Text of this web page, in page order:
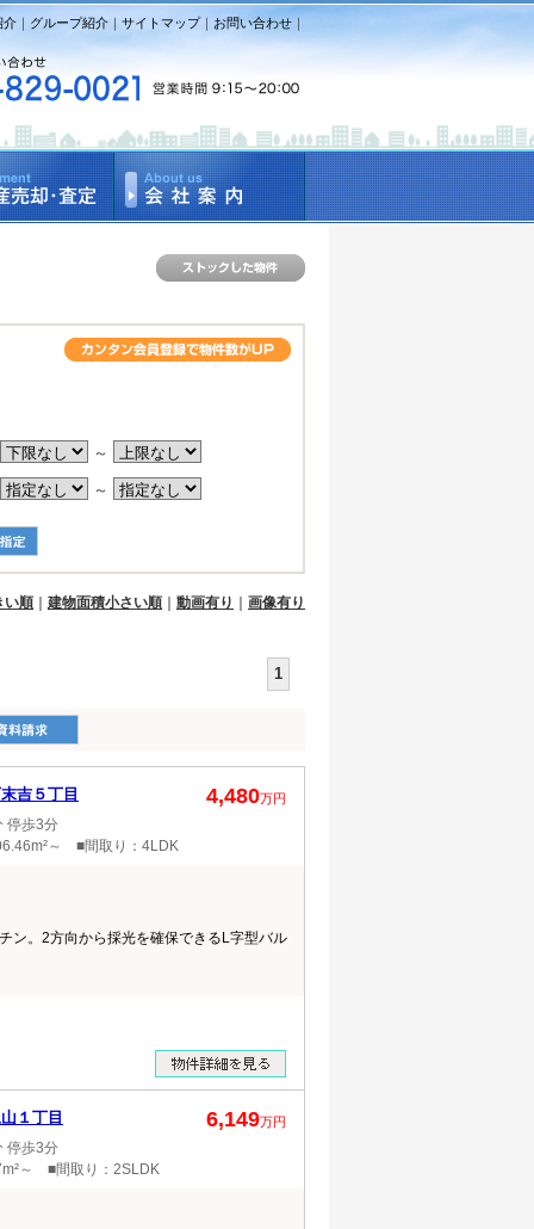
介 ｜ グループ紹介 ｜ サイトマップ｜ お問い合わせ ｜
～
～
い順 建物面積小さい順 動画有り 画像有り
1
吉５丁目 4,480万円
停歩3分
～ ■間取り：4LDK
ン。2方向から採光を確保できるL字型バル
１丁目 6,149万円
停歩3分
～ ■間取り：2SLDK